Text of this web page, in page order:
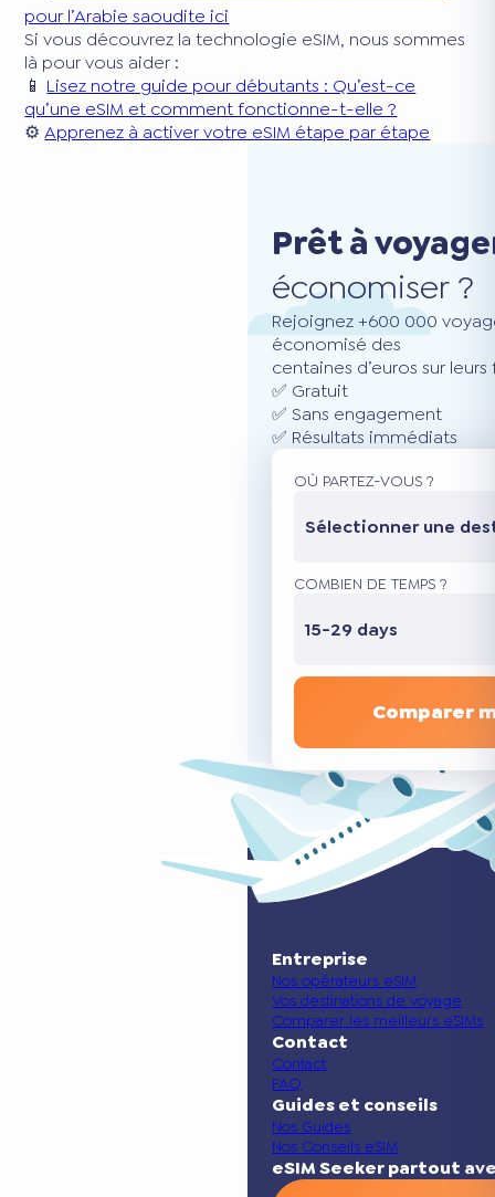
pour l’Arabie saoudite ici
Si vous découvrez la technologie eSIM, nous sommes
là pour vous aider :
📱 Lisez notre guide pour débutants : Qu’est-ce
qu’une eSIM et comment fonctionne-t-elle ?
⚙️Apprenez à activer votre eSIM étape par étape
Prêt à
économiser ?
Rejoignez +600 000
économisé des
centaines d’euros sur
✅ Gratuit
✅ Sans engagement
✅ Résultats immédiats
OÙ PARTEZ-VOUS ?
Sélectionner une
COMBIEN DE TEMPS ?
15-29 days
Comparer
Entreprise
Nos opérateurs eSIM
Vos destinations de voyage
Comparer les meilleurs eSIMs
Contact
Contact
FAQ
Guides et conseils
Nos Guides
Nos Conseils eSIM
eSIM Seeker partout